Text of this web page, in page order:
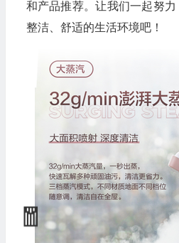
和产品推荐。让我们一起努力
整洁、舒适的生活环境吧！